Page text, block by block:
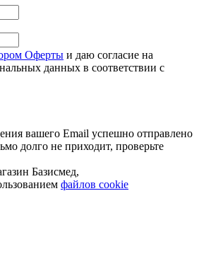
Оферты и даю согласие на
данных в соответствии с
вашего Email успешно отправлено
долго не приходит, проверьте
Базисмед,
файлов cookie